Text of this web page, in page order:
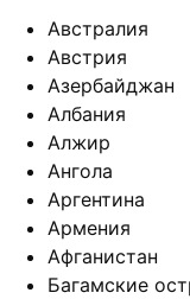
Австралия
Австрия
Азербайджан
Албания
Алжир
Ангола
Аргентина
Армения
Афганистан
Багамские